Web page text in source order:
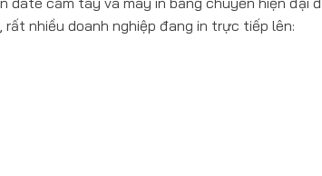
nhiều doanh nghiệp đang in trực tiếp lên: